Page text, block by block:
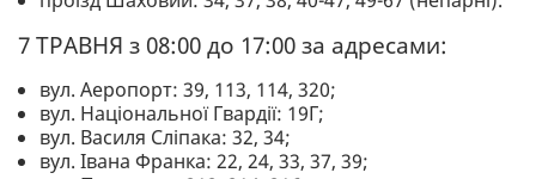
7 ТРАВНЯ з 08:00 до 17:00 за адресами:
вул. Аеропорт: 39, 113, 114, 320;
вул. Національної Гвардії: 19Г;
вул. Василя Сліпака: 32, 34;
вул. Івана Франка: 22, 24, 33, 37, 39;